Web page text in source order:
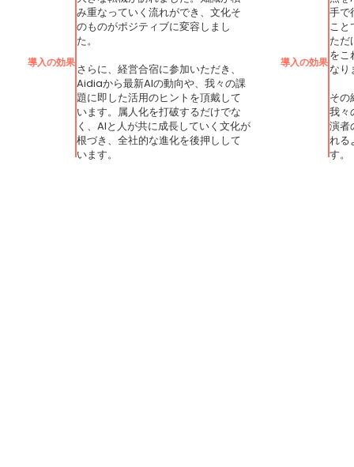
導入の効果
み重なっていく流れができ、文化そ
のものがポジティブに変容しまし
た。
さらに、経営合宿に参加いただき、
Aidiaから最新AIの動向や、我々の課
題に即した活用のヒントを頂戴して
います。属人化を打破するだけでな
く、AIと人が共に成長していく文化が
根づき、全社的な進化を後押しして
います。
導入の効果
手で
こと
ただ
をこ
なり
その
我々
演者
れる
す。